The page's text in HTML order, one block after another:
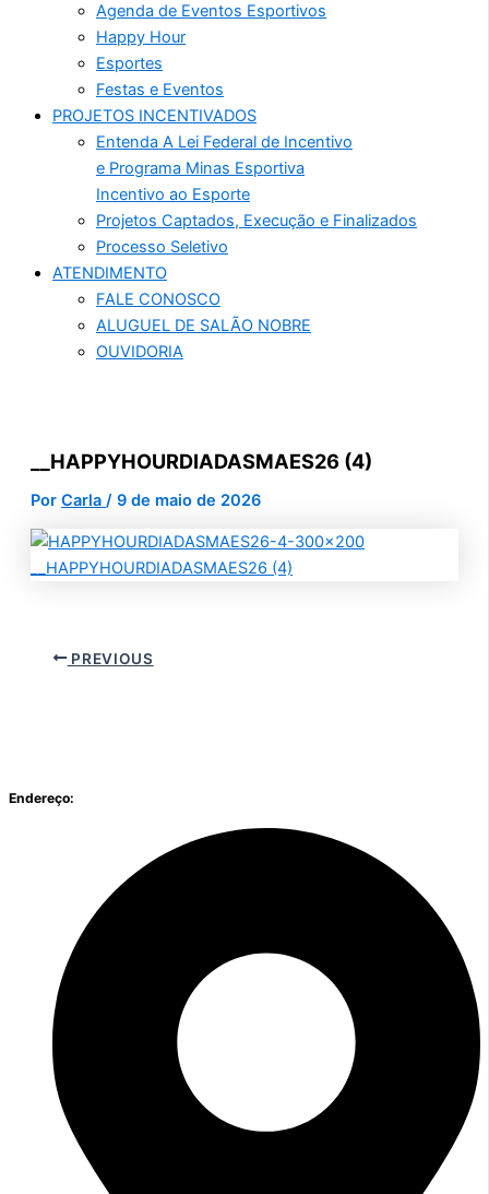
Agenda de Eventos Esportivos
Happy Hour
Esportes
Festas e Eventos
PROJETOS INCENTIVADOS
Entenda A Lei Federal de Incentivo
e Programa Minas Esportiva
Incentivo ao Esporte
Projetos Captados, Execução e Finalizados
Processo Seletivo
ATENDIMENTO
FALE CONOSCO
ALUGUEL DE SALÃO NOBRE
OUVIDORIA
__HAPPYHOURDIADASMAES26 (4)
Por Carla / 9 de maio de 2026
PREVIOUS
Endereço: